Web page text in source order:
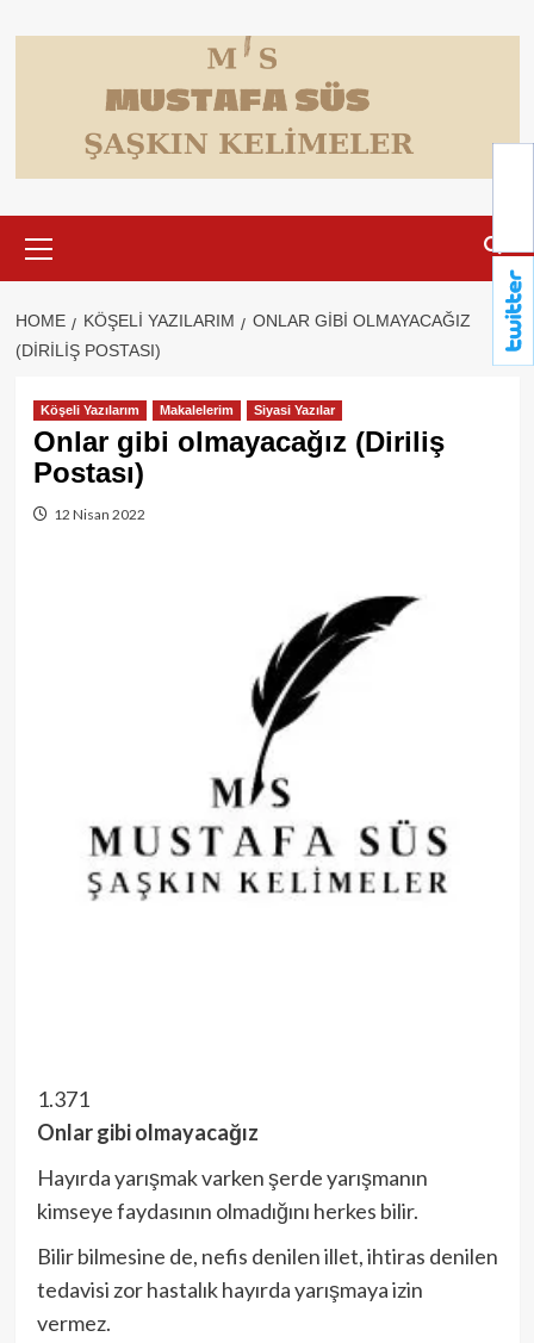
to
Menu
HOME KÖŞELI YAZILARIM
ONLAR GIBI OLMAYACAĞIZ
(DIRILIŞ POSTASI)
Köşeli Yazılarım Makalelerim Siyasi Yazılar
Onlar gibi olmayacağız (Diriliş
Postası)
12 Nisan 2022
1.371
Onlar gibi olmayacağız
Hayırda yarışmak varken şerde yarışmanın
kimseye faydasının olmadığını herkes bilir.
Bilir bilmesine de, nefis denilen illet, ihtiras denilen
tedavisi zor hastalık hayırda yarışmaya izin
vermez.